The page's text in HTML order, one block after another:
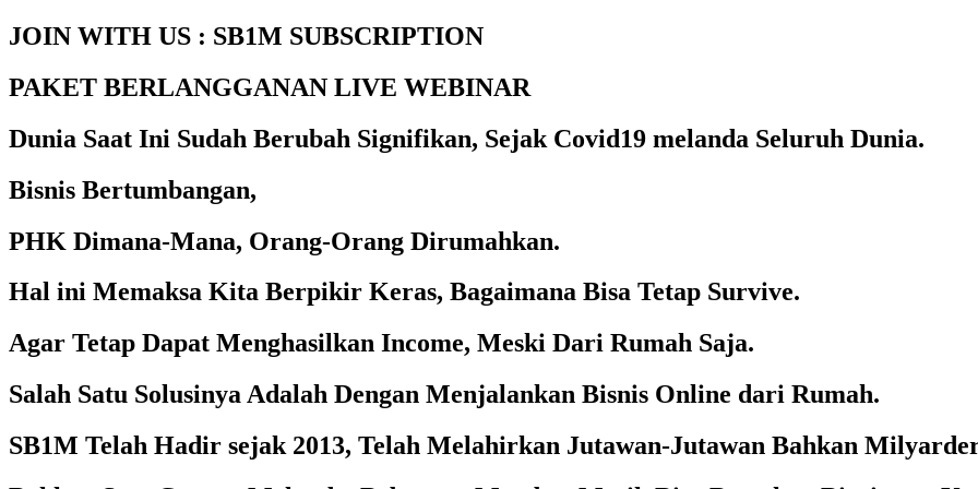
JOIN WITH US : SB1M SUBSCRIPTION
PAKET BERLANGGANAN LIVE WEBINAR
Dunia Saat Ini Sudah Berubah Signifikan, Sejak Covid19 melanda Seluruh Dunia.
Bisnis Bertumbangan,
PHK Dimana-Mana, Orang-Orang Dirumahkan.
Hal ini Memaksa Kita Berpikir Keras, Bagaimana Bisa Tetap Survive.
Agar Tetap Dapat Menghasilkan Income, Meski Dari Rumah Saja.
Salah Satu Solusinya Adalah Dengan Menjalankan Bisnis Online dari Rumah.
SB1M Telah Hadir sejak 2013, Telah Melahirkan Jutawan-Jutawan Bahkan